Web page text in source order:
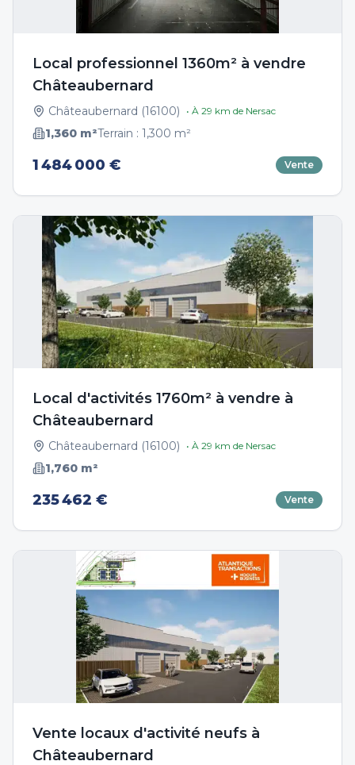
Local professionnel 1360m² à vendre
Châteaubernard
Châteaubernard (16100) • À 29 km de Nersac
1,360 m²Terrain : 1,300 m²
1 484 000 € Vente
Local d'activités 1760m² à vendre à
Châteaubernard
Châteaubernard (16100) • À 29 km de Nersac
1,760 m²
235 462 € Vente
Vente locaux d'activité neufs à
Châteaubernard